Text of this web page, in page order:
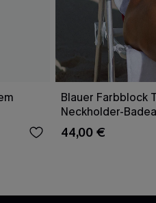
Blauer Farbblock
Neckholder-
44,00 €